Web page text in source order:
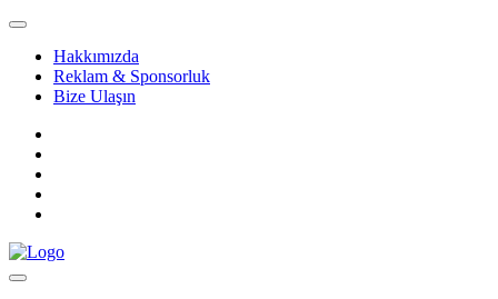
Hakkımızda
Reklam & Sponsorluk
Bize Ulaşın